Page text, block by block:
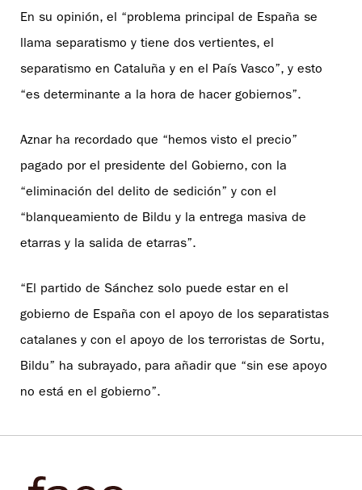
En su opinión, el “problema principal de España se
llama separatismo y tiene dos vertientes, el
separatismo en Cataluña y en el País Vasco”, y esto
“es determinante a la hora de hacer gobiernos”.
Aznar ha recordado que “hemos visto el precio”
pagado por el presidente del Gobierno, con la
“eliminación del delito de sedición” y con el
“blanqueamiento de Bildu y la entrega masiva de
etarras y la salida de etarras”.
“El partido de Sánchez solo puede estar en el
gobierno de España con el apoyo de los separatistas
catalanes y con el apoyo de los terroristas de Sortu,
Bildu” ha subrayado, para añadir que “sin ese apoyo
no está en el gobierno”.